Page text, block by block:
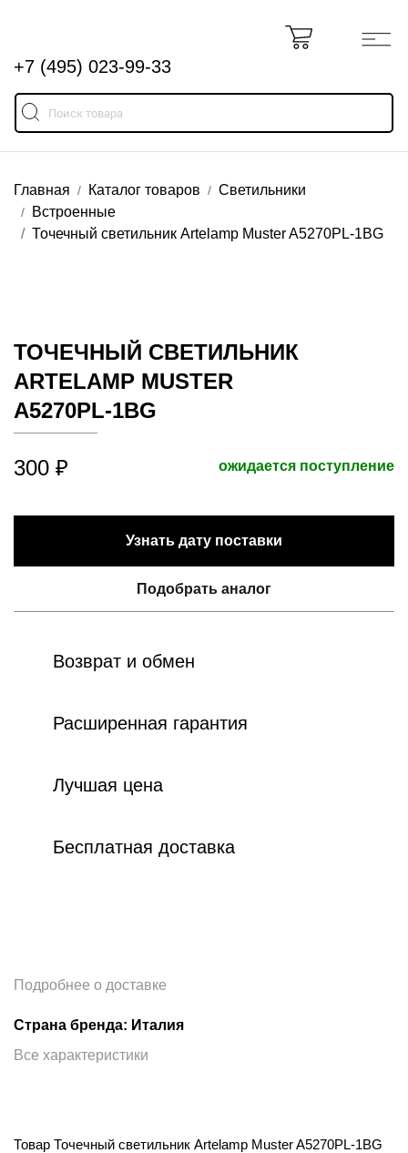
+7 (495) 023-99-33
Главная Каталог товаров
Светильники
Встроенные
Точечный светильник Artelamp Muster A5270PL-1BG
ТОЧЕЧНЫЙ СВЕТИЛЬНИК
ARTELAMP MUSTER
A5270PL-1BG
300 ₽ ожидается поступление
Узнать дату поставки
Подобрать аналог
Возврат и обмен
Расширенная гарантия
Лучшая цена
Бесплатная доставка
Подробнее о доставке
Страна бренда: Италия
Все характеристики
Товар Точечный светильник Artelamp Muster A5270PL-1BG